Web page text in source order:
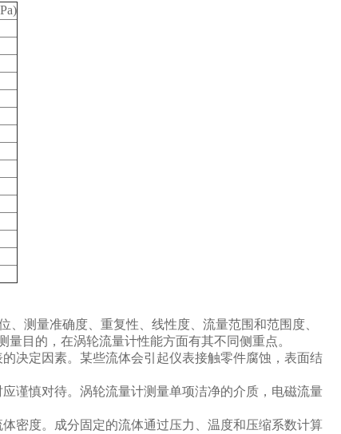
、测量准确度、重复性、线性度、流量范围和范围度、
目的，在涡轮流量计性能方面有其不同侧重点。
决定因素。某些流体会引起仪表接触零件腐蚀，表面结
谨慎对待。涡轮流量计测量单项洁净的介质，电磁流量
密度。成分固定的流体通过压力、温度和压缩系数计算